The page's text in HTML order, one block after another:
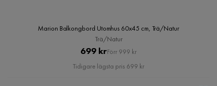
Marion Balkongbord Utomhus 60x45 cm, Trä/Natur
Trä/Natur
Pris
699 krOriginal
Pris
Förr 999 kr
Tidigare lägsta pris 699 kr